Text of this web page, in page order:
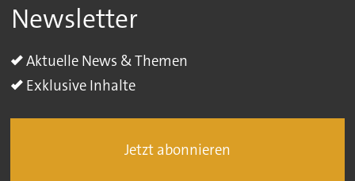
Newsletter
Aktuelle News & Themen
Exklusive Inhalte
Jetzt abonnieren